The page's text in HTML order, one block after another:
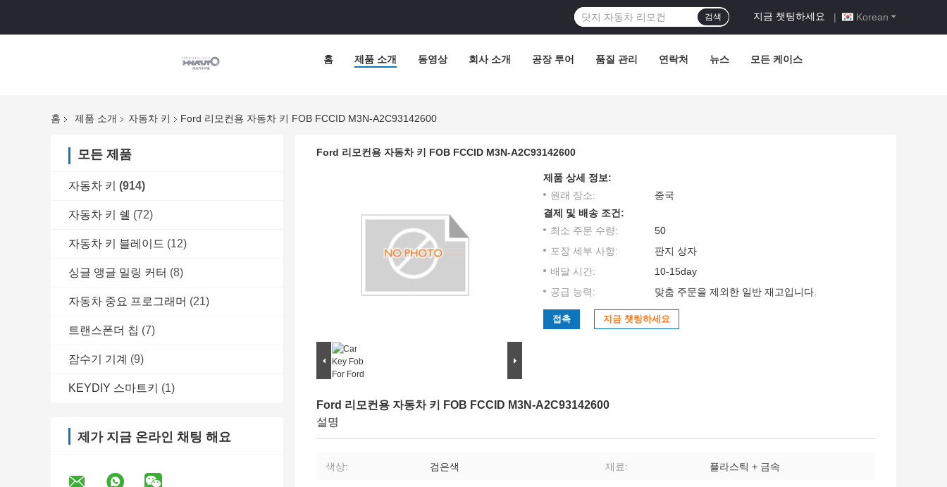
Korean
지금 챗팅하세요 |
검색
홈 제품 소개 동영상 회사 소개 공장 투어 품질 관리 연락처 뉴스 모든 케이스
홈 제품 소개 자동차 키 Ford 리모컨용 자동차 키 FOB FCCID M3N-A2C93142600
모든 제품
자동차 키 (914)
자동차 키 쉘 (72)
자동차 키 블레이드 (12)
싱글 앵글 밀링 커터 (8)
자동차 중요 프로그래머 (21)
트랜스폰더 칩 (7)
잠수기 기계 (9)
KEYDIY 스마트키 (1)
제가 지금 온라인 채팅 해요
Ford 리모컨용 자동차 키 FOB FCCID M3N-A2C93142600
제품 상세 정보:
원래 장소:
중국
결제 및 배송 조건:
최소 주문 수량:
50
포장 세부 사항:
판지 상자
배달 시간:
10-15day
공급 능력:
맞춤 주문을 제외한 일반 재고입니다.
접촉 지금 챗팅하세요
Ford 리모컨용 자동차 키 FOB FCCID M3N-A2C93142600
설명
색상: 검은색 재료: 플라스틱 + 금속